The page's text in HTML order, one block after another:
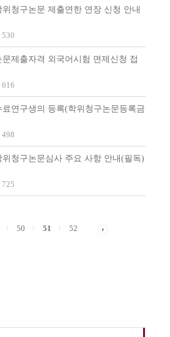
청구논문 제출연한 연장 신청 안내
530
문제출자격 외국어시험 면제신청 접
616
료연구생의 등록(학위청구논문등록금
498
위청구논문심사 주요 사항 안내(필독)
725
50 51 52